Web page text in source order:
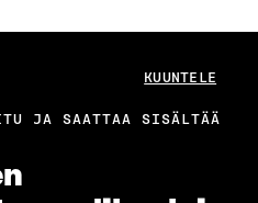
KUUNTELE
JA SAATTAA SISÄLTÄÄ